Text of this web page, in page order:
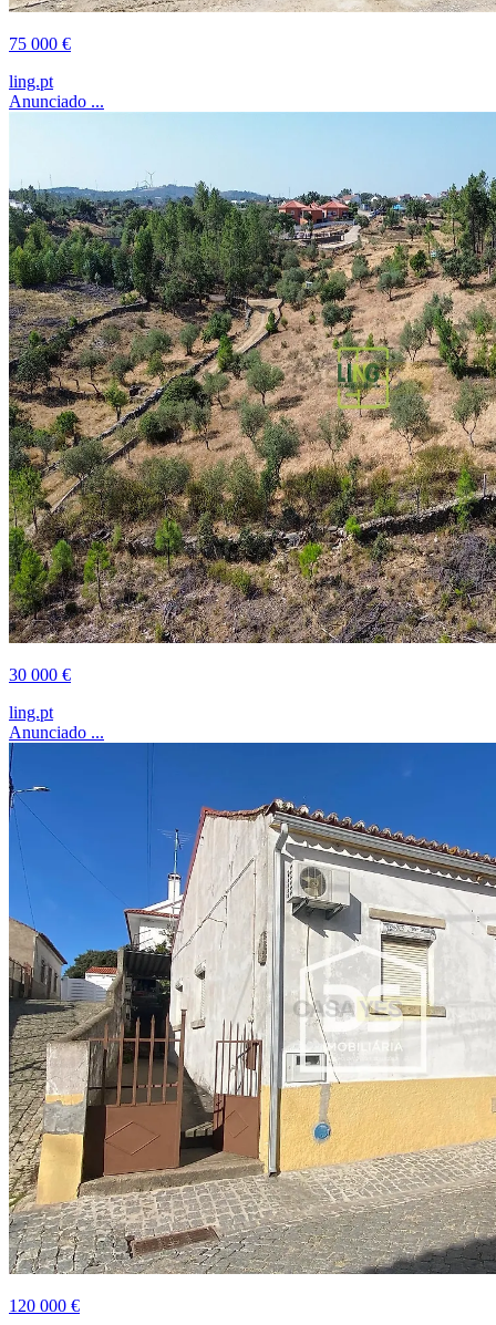
75 000 €
ling.pt
Anunciado ...
30 000 €
ling.pt
Anunciado ...
120 000 €